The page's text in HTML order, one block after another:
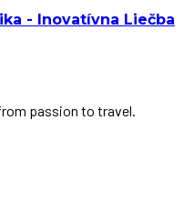
- Inovatívna Liečba
passion to travel.